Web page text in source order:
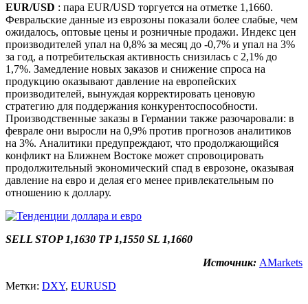
EUR/USD : пара EUR/USD торгуется на отметке 1,1660.
Февральские данные из еврозоны показали более слабые, чем
ожидалось, оптовые цены и розничные продажи. Индекс цен
производителей упал на 0,8% за месяц до -0,7% и упал на 3%
за год, а потребительская активность снизилась с 2,1% до
1,7%. Замедление новых заказов и снижение спроса на
продукцию оказывают давление на европейских
производителей, вынуждая корректировать ценовую
стратегию для поддержания конкурентоспособности.
Производственные заказы в Германии также разочаровали: в
феврале они выросли на 0,9% против прогнозов аналитиков
на 3%. Аналитики предупреждают, что продолжающийся
конфликт на Ближнем Востоке может спровоцировать
продолжительный экономический спад в еврозоне, оказывая
давление на евро и делая его менее привлекательным по
отношению к доллару.
SELL STOP 1,1630 TP 1,1550 SL 1,1660
Источник: AMarkets
Метки: DXY, EURUSD